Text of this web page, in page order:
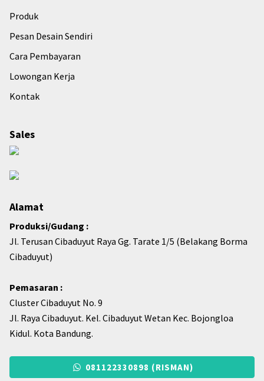
Produk
Pesan Desain Sendiri
Cara Pembayaran
Lowongan Kerja
Kontak
Sales
Alamat
Produksi/Gudang :
Jl. Terusan Cibaduyut Raya Gg. Tarate 1/5 (Belakang Borma
Cibaduyut)
Pemasaran :
Cluster Cibaduyut No. 9
Jl. Raya Cibaduyut. Kel. Cibaduyut Wetan Kec. Bojongloa
Kidul. Kota Bandung.
081122330898 (RISMAN)